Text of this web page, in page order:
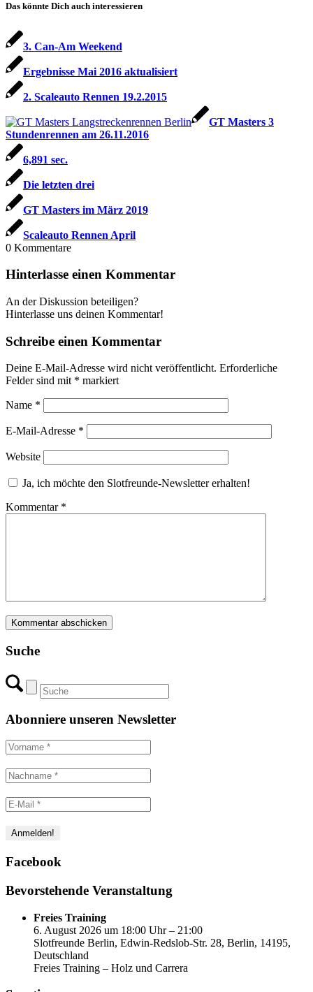
Das könnte Dich auch interessieren
3. Can-Am Weekend
Ergebnisse Mai 2016 aktualisiert
2. Scaleauto Rennen 19.2.2015
GT Masters 3
Stundenrennen am 26.11.2016
6,891 sec.
Die letzten drei
GT Masters im März 2019
Scaleauto Rennen April
0 Kommentare
Hinterlasse einen Kommentar
An der Diskussion beteiligen?
Hinterlasse uns deinen Kommentar!
Schreibe einen Kommentar
Deine E-Mail-Adresse wird nicht veröffentlicht. Erforderliche
Felder sind mit * markiert
Name *
E-Mail-Adresse *
Website
Ja, ich möchte den Slotfreunde-Newsletter erhalten!
Kommentar *
Suche
Abonniere unseren Newsletter
Facebook
Bevorstehende Veranstaltung
Freies Training
6. August 2026 um 18:00 Uhr – 21:00
Slotfreunde Berlin, Edwin-Redslob-Str. 28, Berlin, 14195,
Deutschland
Freies Training – Holz und Carrera